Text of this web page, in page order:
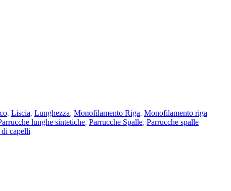
, Liscia, Lunghezza, Monofilamento Riga, Monofilamento riga
lunghe sintetiche, Parrucche Spalle, Parrucche spalle
capelli